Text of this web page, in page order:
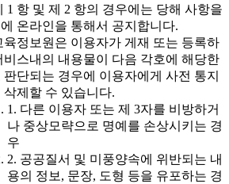
항 및 제 2 항의 경우에는 당해 사항을
온라인을 통해서 공지합니다.
정보원은 이용자가 게재 또는 등록하
비스내의 내용물이 다음 각호에 해당한
판단되는 경우에 이용자에게 사전 통지
삭제할 수 있습니다.
1. 다른 이용자 또는 제 3자를 비방하거
나 중상모략으로 명예를 손상시키는 경
우
2. 공공질서 및 미풍양속에 위반되는 내
용의 정보, 문장, 도형 등을 유포하는 경